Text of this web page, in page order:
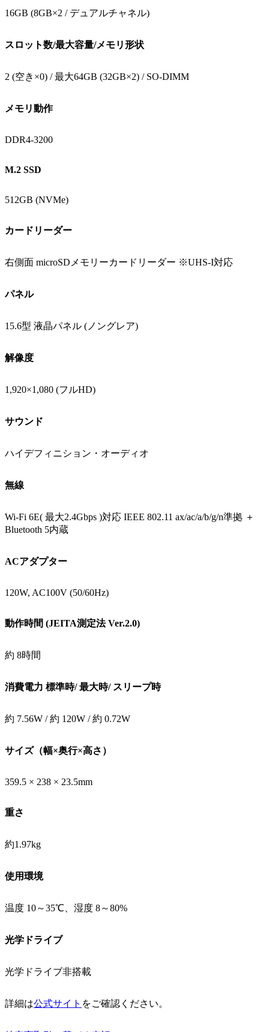
16GB (8GB×2 / デュアルチャネル)
スロット数/最大容量/メモリ形状
2 (空き×0) / 最大64GB (32GB×2) / SO-DIMM
メモリ動作
DDR4-3200
M.2 SSD
512GB (NVMe)
カードリーダー
右側面 microSDメモリーカードリーダー ※UHS-I対応
パネル
15.6型 液晶パネル (ノングレア)
解像度
1,920×1,080 (フルHD)
サウンド
ハイデフィニション・オーディオ
無線
Wi-Fi 6E( 最大2.4Gbps )対応 IEEE 802.11 ax/ac/a/b/g/n準拠 ＋
Bluetooth 5内蔵
ACアダプター
120W, AC100V (50/60Hz)
動作時間 (JEITA測定法 Ver.2.0)
約 8時間
消費電力 標準時/ 最大時/ スリープ時
約 7.56W / 約 120W / 約 0.72W
サイズ（幅×奥行×高さ）
359.5 × 238 × 23.5mm
重さ
約1.97kg
使用環境
温度 10～35℃、湿度 8～80%
光学ドライブ
光学ドライブ非搭載
詳細は公式サイト をご確認ください。